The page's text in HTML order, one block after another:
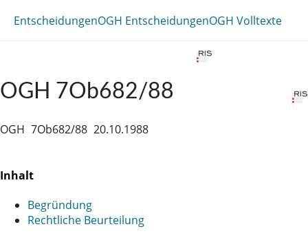
EntscheidungenOGH EntscheidungenOGH Volltexte
OGH 7Ob682/88
OGH 7Ob682/88 20.10.1988
Inhalt
Begründung
Rechtliche Beurteilung